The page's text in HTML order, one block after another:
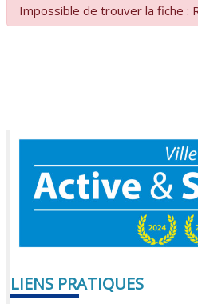
Impossible de trouver la fiche :
LIENS PRATIQUES